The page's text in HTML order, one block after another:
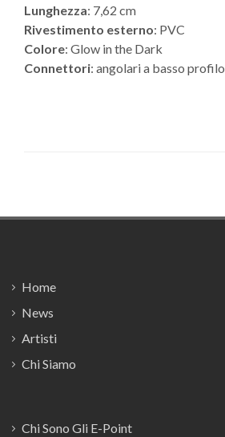
Lunghezza: 7,62 cm
Rivestimento esterno: PVC
Colore: Glow in the Dark
Connettori: angolari a basso profilo
Home
News
Artisti
Chi Siamo
Chi Sono Gli E-Point